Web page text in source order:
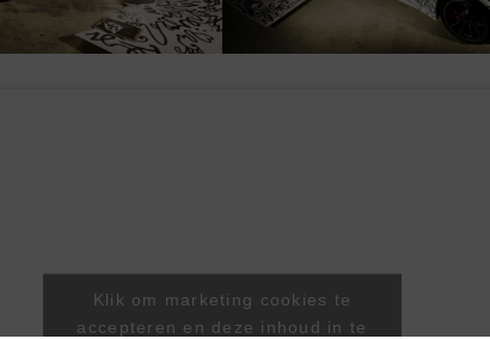
Klik om marketing cookies te
accepteren en deze inhoud in te